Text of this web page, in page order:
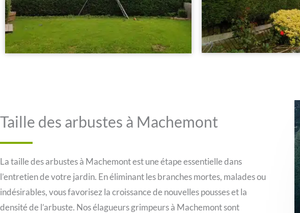
Taille des arbustes à Machemont
La taille des arbustes à Machemont est une étape essentielle dans
l’entretien de votre jardin. En éliminant les branches mortes, malades ou
indésirables, vous favorisez la croissance de nouvelles pousses et la
densité de l’arbuste. Nos élagueurs grimpeurs à Machemont sont